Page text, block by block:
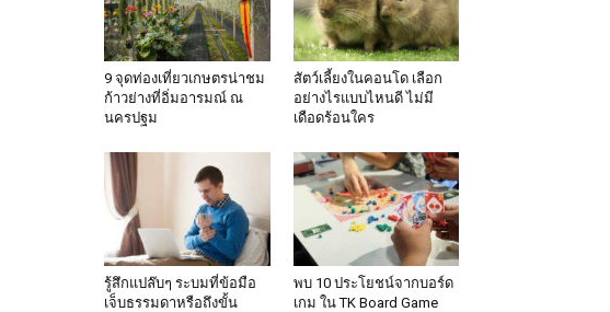
9 จุดท่องเที่ยวเกษตรน่าชม
ก้าวย่างที่อิ่มอารมณ์ ณ
นครปฐม
สัตว์เลี้ยงในคอนโด เลือก
อย่างไรแบบไหนดี ไม่มี
เดือดร้อนใคร
รู้สึกแปล๊บๆ ระบมที่ข้อมือ
เจ็บธรรมดาหรือถึงขั้น
พบ 10 ประโยชน์จากบอร์ด
เกม ใน TK Board Game